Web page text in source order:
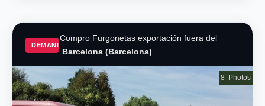
DEMAND
Compro Furgonetas exportación fuera del
Barcelona (Barcelona)
8 Photos